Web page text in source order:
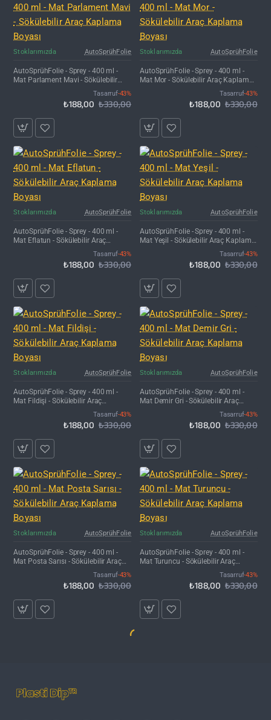
İNDIRIM'DE
Stoklarımızda AutoSprühFolie
AutoSprühFolie - Sprey - 400 ml -
Mat Parlament Mavi - Sökülebilir
Tasarruf-43%
₺188,00 ₺330,00
İNDIRIM'DE
Stoklarımızda AutoSprühFolie
AutoSprühFolie - Sprey - 400 ml -
Mat Mor - Sökülebilir Araç Kaplama
Tasarruf-43%
₺188,00 ₺330,00
İNDIRIM'DE
Stoklarımızda AutoSprühFolie
AutoSprühFolie - Sprey - 400 ml -
Mat Eflatun - Sökülebilir Araç
Tasarruf-43%
₺188,00 ₺330,00
İNDIRIM'DE
Stoklarımızda AutoSprühFolie
AutoSprühFolie - Sprey - 400 ml -
Mat Yeşil - Sökülebilir Araç Kaplama
Tasarruf-43%
₺188,00 ₺330,00
İNDIRIM'DE
Stoklarımızda AutoSprühFolie
AutoSprühFolie - Sprey - 400 ml -
Mat Fildişi - Sökülebilir Araç
Tasarruf-43%
₺188,00 ₺330,00
İNDIRIM'DE
Stoklarımızda AutoSprühFolie
AutoSprühFolie - Sprey - 400 ml -
Mat Demir Gri - Sökülebilir Araç
Tasarruf-43%
₺188,00 ₺330,00
İNDIRIM'DE
Stoklarımızda AutoSprühFolie
AutoSprühFolie - Sprey - 400 ml -
Mat Posta Sarısı - Sökülebilir Araç
Tasarruf-43%
₺188,00 ₺330,00
İNDIRIM'DE
Stoklarımızda AutoSprühFolie
AutoSprühFolie - Sprey - 400 ml -
Mat Turuncu - Sökülebilir Araç
Tasarruf-43%
₺188,00 ₺330,00